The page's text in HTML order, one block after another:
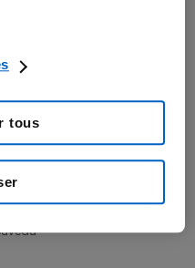
annoncent
et aux
sont aux
de soins de
tous